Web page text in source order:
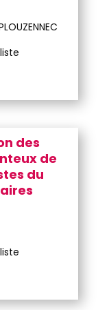
des
de
du